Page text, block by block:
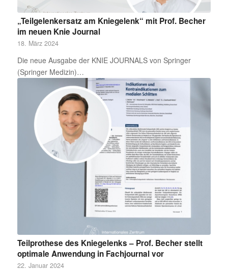
„Teilgelenkersatz am Kniegelenk“ mit Prof. Becher
im neuen Knie Journal
18. März 2024
Die neue Ausgabe der KNIE JOURNALS von Springer
(Springer Medizin)…
Teilprothese des Kniegelenks – Prof. Becher stellt
optimale Anwendung in Fachjournal vor
22. Januar 2024